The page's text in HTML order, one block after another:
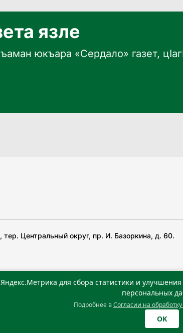
язле
юкъара «Сердало» газет,
тер. Центральный округ, пр. И. Базоркина, д. 60.
хоам беча гIирсаштеи, цар дуккхача
15.05.2020 г. Учредитель: Государственное
для сбора статистики и
персональных
Подробнее вСогласии на
OK